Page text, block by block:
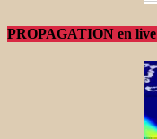
PROPAGATION en live